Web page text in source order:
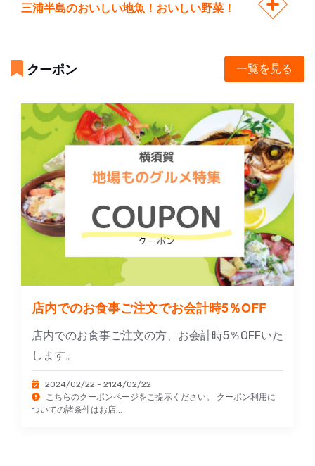
三浦半島のおいしい地魚！おいしい野菜！
クーポン 一覧を見る
店内でのお食事ご注文でお会計時5％OFF
店内でのお食事ご注文の方、お会計時5％OFFいた
します。
2024/02/22 - 2124/02/22
こちらのクーポンページをご提示ください。 クーポン利用に
ついての諸条件はお店...